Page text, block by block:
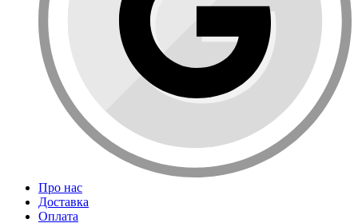
Про нас
Доставка
Оплата